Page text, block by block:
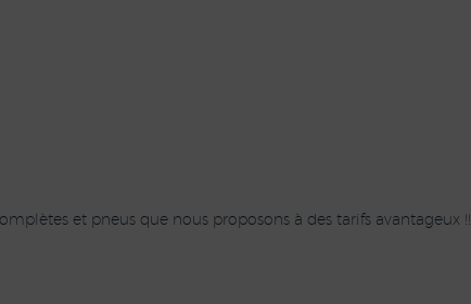
et pneus que nous proposons à des tarifs avantageux !!